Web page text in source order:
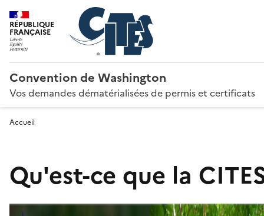
RÉPUBLIQUE
FRANÇAISE
Convention de Washington
Vos demandes dématérialisées de permis et certificats
Accueil
Qu'est-ce que la